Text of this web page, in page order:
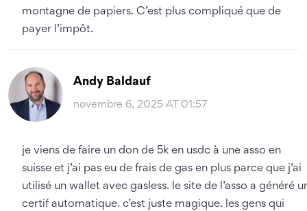
montagne de papiers. C’est plus compliqué que de
payer l’impôt.
Andy Baldauf
novembre 6, 2025 AT 01:57
je viens de faire un don de 5k en usdc à une asso en
suisse et j’ai pas eu de frais de gas en plus parce que j’ai
utilisé un wallet avec gasless. le site de l’asso a généré
certif automatique. c’est juste magique. les gens qui